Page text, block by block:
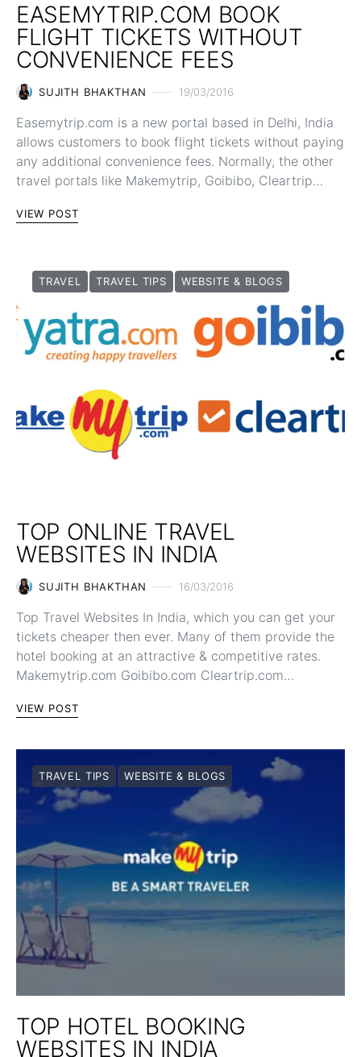
EASEMYTRIP.COM BOOK
FLIGHT TICKETS WITHOUT
CONVENIENCE FEES
SUJITH BHAKTHAN 19/03/2016
Easemytrip.com is a new portal based in Delhi, India
allows customers to book flight tickets without paying
any additional convenience fees. Normally, the other
travel portals like Makemytrip, Goibibo, Cleartrip…
VIEW POST
TRAVEL TRAVEL TIPS WEBSITE & BLOGS
TOP ONLINE TRAVEL
WEBSITES IN INDIA
SUJITH BHAKTHAN 16/03/2016
Top Travel Websites In India, which you can get your
tickets cheaper then ever. Many of them provide the
hotel booking at an attractive & competitive rates.
Makemytrip.com Goibibo.com Cleartrip.com…
VIEW POST
TRAVEL TIPS WEBSITE & BLOGS
TOP HOTEL BOOKING
WEBSITES IN INDIA